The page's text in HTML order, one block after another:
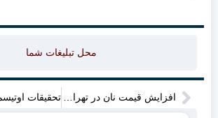
محل تبلیغات شما